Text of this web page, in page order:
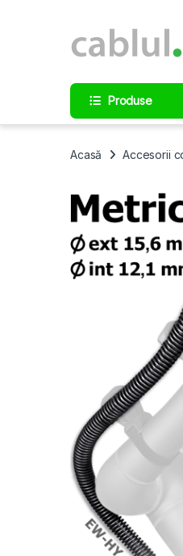
Produse
Acasă Accesorii